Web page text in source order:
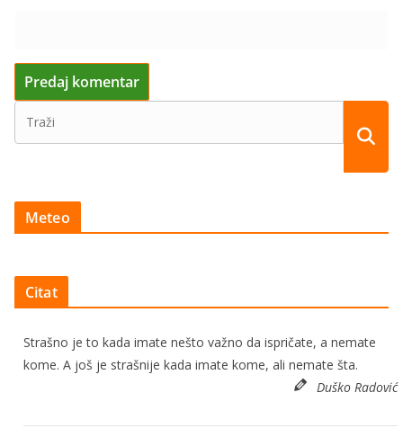
Meteo
Citat
Strašno je to kada imate nešto važno da ispričate, a nemate
kome. A još je strašnije kada imate kome, ali nemate šta.
Duško Radović